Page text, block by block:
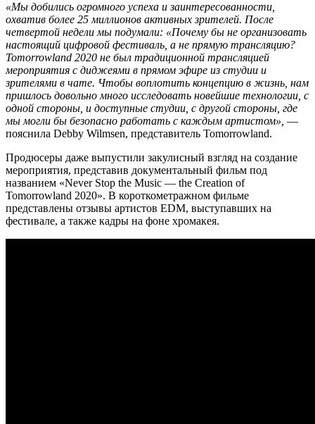
«Мы добились огромного успеха и заинтересованности,
охватив более 25 миллионов активных зрителей. После
четвертой недели мы подумали: «Почему бы не организовать
настоящий цифровой фестиваль, а не прямую трансляцию?
Tomorrowland 2020 не был традиционной трансляцией
мероприятия с диджеями в прямом эфире из студии и
зрителями в чате. Чтобы воплотить концепцию в жизнь, нам
пришлось довольно много исследовать новейшие технологии, с
одной стороны, и доступные студии, с другой стороны, где
мы могли бы безопасно работать с каждым артистом», —
пояснила Debby Wilmsen, представитель Tomorrowland.
Продюсеры даже выпустили закулисный взгляд на создание
мероприятия, представив документальный фильм под
названием «Never Stop the Music — the Creation of
Tomorrowland 2020». В короткометражном фильме
представлены отзывы артистов EDM, выступавших на
фестивале, а также кадры на фоне хромакея.